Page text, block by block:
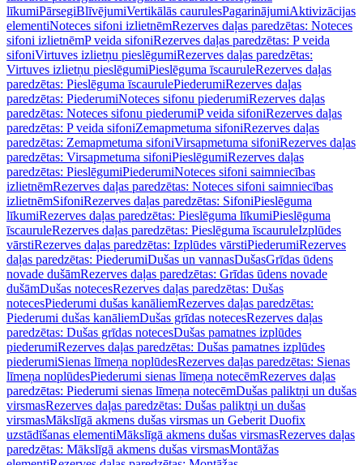
līkumiPārsegiBlīvējumiVertikālās caurulesPagarinājumiAktivizācijas
elementiNoteces sifoni izlietnēmRezerves daļas paredzētas: Noteces
sifoni izlietnēmP veida sifoniRezerves daļas paredzētas: P veida
sifoniVirtuves izlietņu pieslēgumiRezerves daļas paredzētas:
Virtuves izlietņu pieslēgumiPieslēguma īscauruleRezerves daļas
paredzētas: Pieslēguma īscaurulePiederumiRezerves daļas
paredzētas: PiederumiNoteces sifonu piederumiRezerves daļas
paredzētas: Noteces sifonu piederumiP veida sifoniRezerves daļas
paredzētas: P veida sifoniZemapmetuma sifoniRezerves daļas
paredzētas: Zemapmetuma sifoniVirsapmetuma sifoniRezerves daļas
paredzētas: Virsapmetuma sifoniPieslēgumiRezerves daļas
paredzētas: PieslēgumiPiederumiNoteces sifoni saimniecības
izlietnēmRezerves daļas paredzētas: Noteces sifoni saimniecības
izlietnēmSifoniRezerves daļas paredzētas: SifoniPieslēguma
līkumiRezerves daļas paredzētas: Pieslēguma līkumiPieslēguma
īscauruleRezerves daļas paredzētas: Pieslēguma īscauruleIzplūdes
vārstiRezerves daļas paredzētas: Izplūdes vārstiPiederumiRezerves
daļas paredzētas: PiederumiDušas un vannasDušasGrīdas ūdens
novade dušāmRezerves daļas paredzētas: Grīdas ūdens novade
dušāmDušas notecesRezerves daļas paredzētas: Dušas
notecesPiederumi dušas kanāliemRezerves daļas paredzētas:
Piederumi dušas kanāliemDušas grīdas notecesRezerves daļas
paredzētas: Dušas grīdas notecesDušas pamatnes izplūdes
piederumiRezerves daļas paredzētas: Dušas pamatnes izplūdes
piederumiSienas līmeņa noplūdesRezerves daļas paredzētas: Sienas
līmeņa noplūdesPiederumi sienas līmeņa notecēmRezerves daļas
paredzētas: Piederumi sienas līmeņa notecēmDušas paliktņi un dušas
virsmasRezerves daļas paredzētas: Dušas paliktņi un dušas
virsmasMākslīgā akmens dušas virsmas un Geberit Duofix
uzstādīšanas elementiMākslīgā akmens dušas virsmasRezerves daļas
paredzētas: Mākslīgā akmens dušas virsmasMontāžas